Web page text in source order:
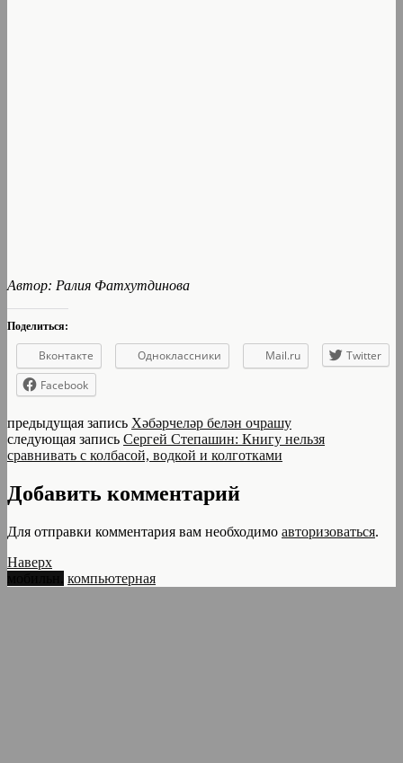
Автор: Ралия Фатхутдинова
Поделиться:
Вконтакте Одноклассники Mail.ru
Twitter
Facebook
предыдущая запись Хәбәрчеләр белән очрашу
следующая запись Сергей Степашин: Книгу нельзя
сравнивать с колбасой, водкой и колготками
Добавить комментарий
Для отправки комментария вам необходимо авторизоваться.
Наверх
компьютерная